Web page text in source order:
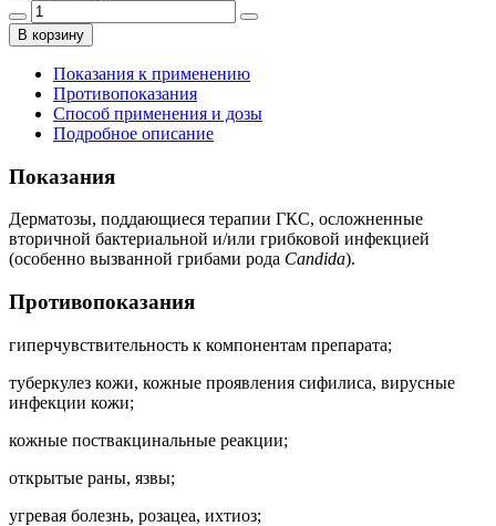
В корзину
Показания к применению
Противопоказания
Способ применения и дозы
Подробное описание
Показания
Дерматозы, поддающиеся терапии ГКС, осложненные
вторичной бактериальной и/или грибковой инфекцией
(особенно вызванной грибами рода Candida).
Противопоказания
гиперчувствительность к компонентам препарата;
туберкулез кожи, кожные проявления сифилиса, вирусные
инфекции кожи;
кожные поствакцинальные реакции;
открытые раны, язвы;
угревая болезнь, розацеа, ихтиоз;